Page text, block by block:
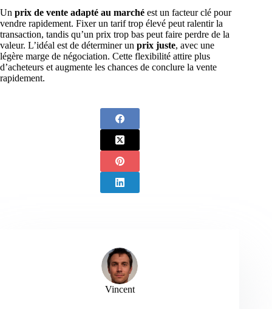
Un prix de vente adapté au marché est un facteur clé pour
vendre rapidement. Fixer un tarif trop élevé peut ralentir la
transaction, tandis qu’un prix trop bas peut faire perdre de la
valeur. L’idéal est de déterminer un prix juste, avec une
légère marge de négociation. Cette flexibilité attire plus
d’acheteurs et augmente les chances de conclure la vente
rapidement.
Vincent